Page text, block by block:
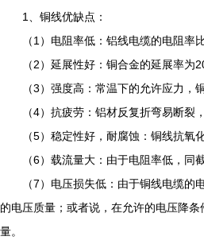
1、铜线优缺点：
（1）电阻率低：铝线电缆的电阻率比
（2）延展性好：铜合金的延展率为
（3）强度高：常温下的允许应力，铜
（4）抗疲劳：铝材反复折弯易断裂，
（5）稳定性好，耐腐蚀：铜线抗氧
（6）载流量大：由于电阻率低，同截
（7）电压损失低：由于铜线电缆的电
的电压质量；或者说，在允许的电压降
量。